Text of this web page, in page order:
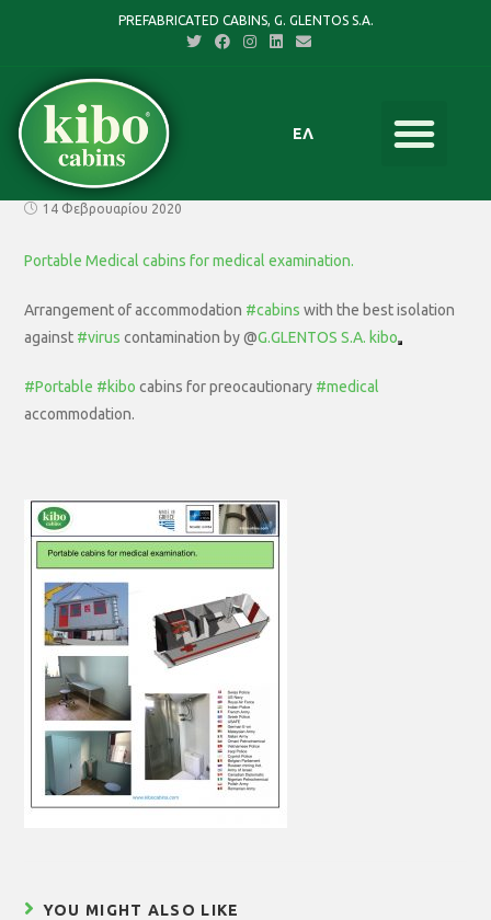
PREFABRICATED CABINS, G. GLENTOS S.A.
ΕΛ
14 Φεβρουαρίου 2020
Portable Medical cabins for medical examination.
Arrangement of accommodation #cabins with the best isolation
against #virus contamination by @G.GLENTOS S.A. kibo
#Portable #kibo cabins for preocautionary #medical
accommodation.
YOU MIGHT ALSO LIKE